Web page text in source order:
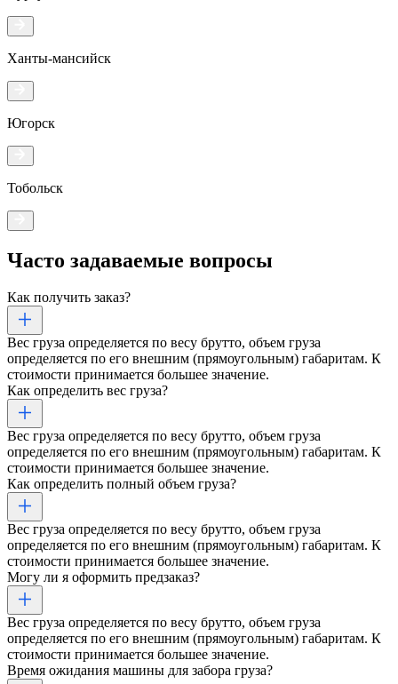
Ханты-мансийск
Югорск
Тобольск
Часто задаваемые вопросы
Как получить заказ?
Вес груза определяется по весу брутто, объем груза
определяется по его внешним (прямоугольным) габаритам. К
стоимости принимается большее значение.
Как определить вес груза?
Вес груза определяется по весу брутто, объем груза
определяется по его внешним (прямоугольным) габаритам. К
стоимости принимается большее значение.
Как определить полный объем груза?
Вес груза определяется по весу брутто, объем груза
определяется по его внешним (прямоугольным) габаритам. К
стоимости принимается большее значение.
Могу ли я оформить предзаказ?
Вес груза определяется по весу брутто, объем груза
определяется по его внешним (прямоугольным) габаритам. К
стоимости принимается большее значение.
Время ожидания машины для забора груза?